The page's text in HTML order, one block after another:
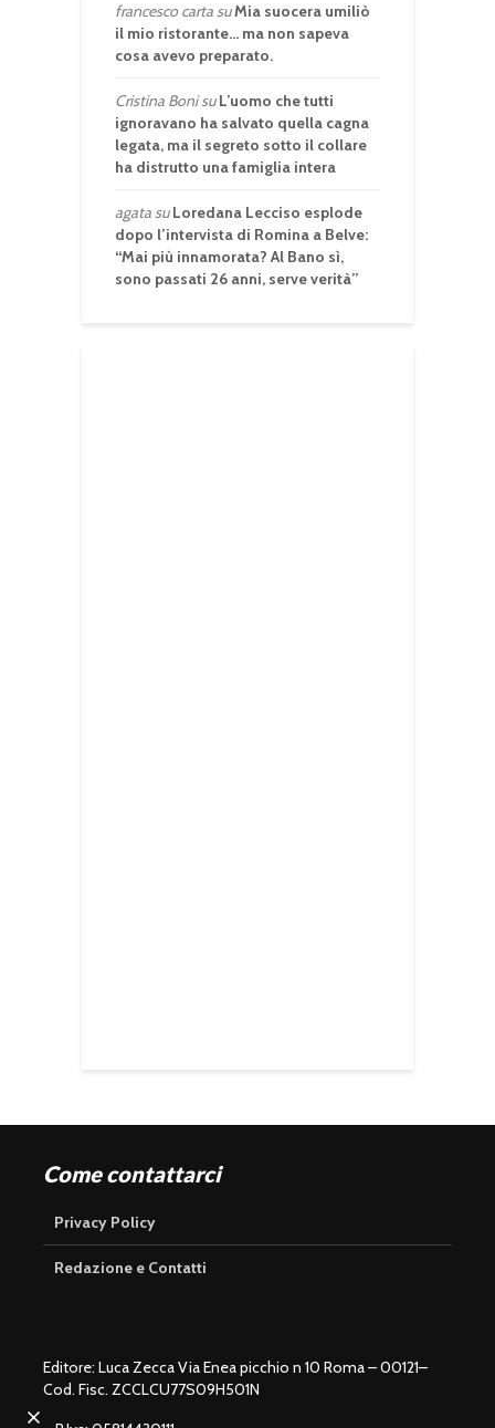
u
a
francesco cartasuMia suocera umiliò
il mio ristorante… ma non sapeva
cosa avevo preparato.
Cristina BonisuL’uomo che tutti
ignoravano ha salvato quella cagna
legata, ma il segreto sotto il collare
ha distrutto una famiglia intera
agatasuLoredana Lecciso esplode
dopo l’intervista di Romina a Belve:
“Mai più innamorata? Al Bano sì,
sono passati 26 anni, serve verità”
Come contattarci
Privacy Policy
Redazione e Contatti
Editore: Luca Zecca Via Enea picchio n 10 Roma – 00121–
Cod. Fisc. ZCCLCU77S09H501N